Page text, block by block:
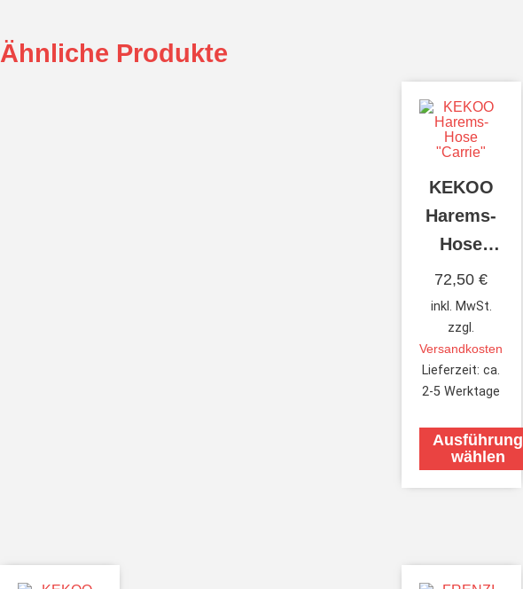
Ähnliche Produkte
KEKOO
Harems-
Hose
“Carrie”
72,50€
inkl. MwSt.
zzgl.
Versandkosten
Lieferzeit:ca.
2-5 Werktage
Ausführung
wählen